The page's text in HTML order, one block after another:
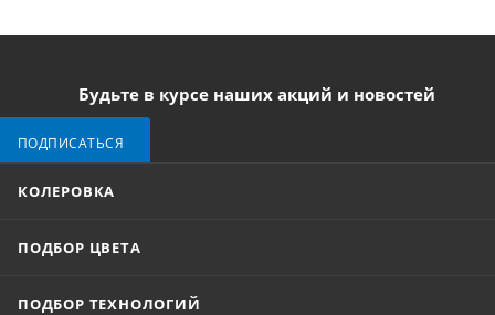
Будьте в курсе наших акций и новостей
ПОДПИСАТЬСЯ
КОЛЕРОВКА
ПОДБОР ЦВЕТА
ПОДБОР ТЕХНОЛОГИЙ